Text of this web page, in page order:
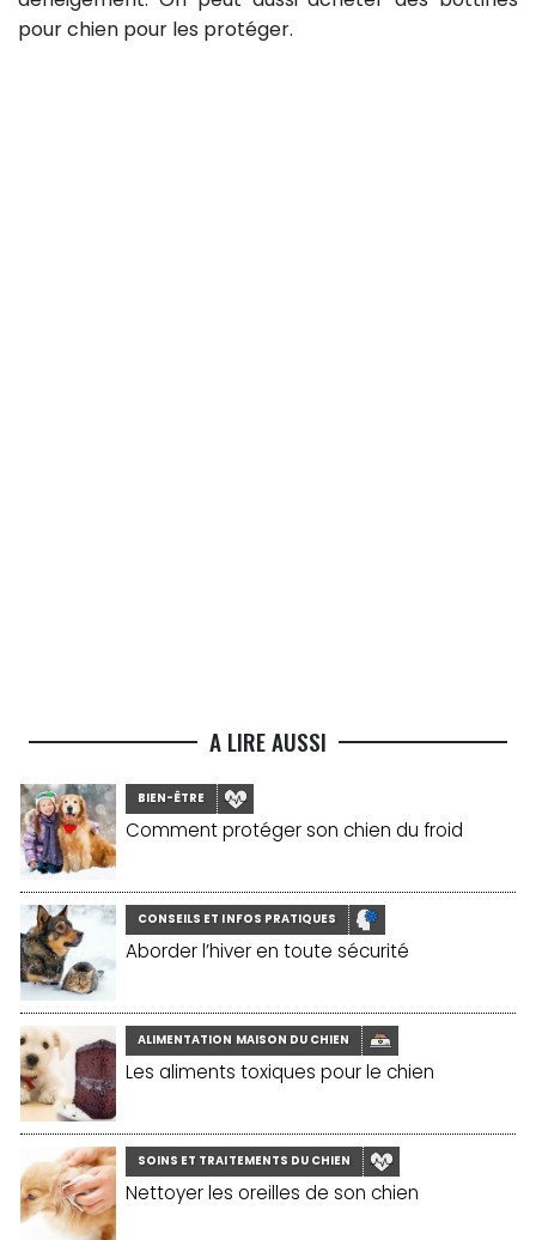
pour chien pour les protéger.
A LIRE AUSSI
BIEN-ÊTRE
Comment protéger son chien du froid
CONSEILS ET INFOS PRATIQUES
Aborder l’hiver en toute sécurité
ALIMENTATION MAISON DU CHIEN
Les aliments toxiques pour le chien
SOINS ET TRAITEMENTS DU CHIEN
Nettoyer les oreilles de son chien